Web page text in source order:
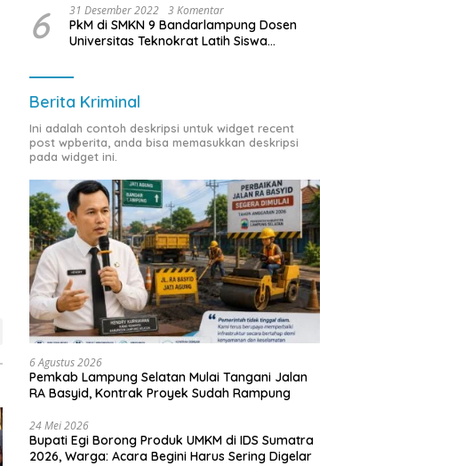
6 31 Desember 2022 3 Komentar
PkM di SMKN 9 Bandarlampung Dosen
Universitas Teknokrat Latih Siswa
Berita Kriminal
Ini adalah contoh deskripsi untuk widget recent
post wpberita, anda bisa memasukkan deskripsi
pada widget ini.
6 Agustus 2026
Pemkab Lampung Selatan Mulai Tangani Jalan
RA Basyid, Kontrak Proyek Sudah Rampung
24 Mei 2026
Bupati Egi Borong Produk UMKM di IDS Sumatra
2026, Warga: Acara Begini Harus Sering Digelar